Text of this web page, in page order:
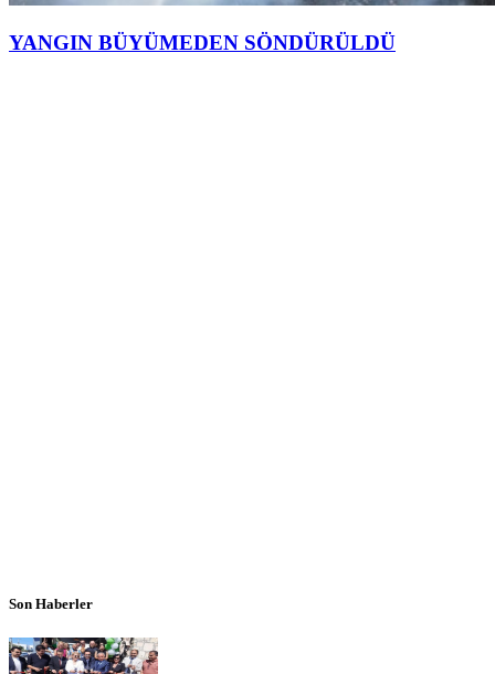
YANGIN BÜYÜMEDEN SÖNDÜRÜLDÜ
Son Haberler